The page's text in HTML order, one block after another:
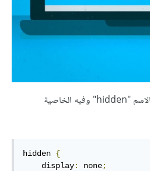
hidden {
    display
: none;